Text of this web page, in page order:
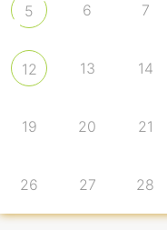
5 6 7
12 13 14
19 20 21
26 27 28